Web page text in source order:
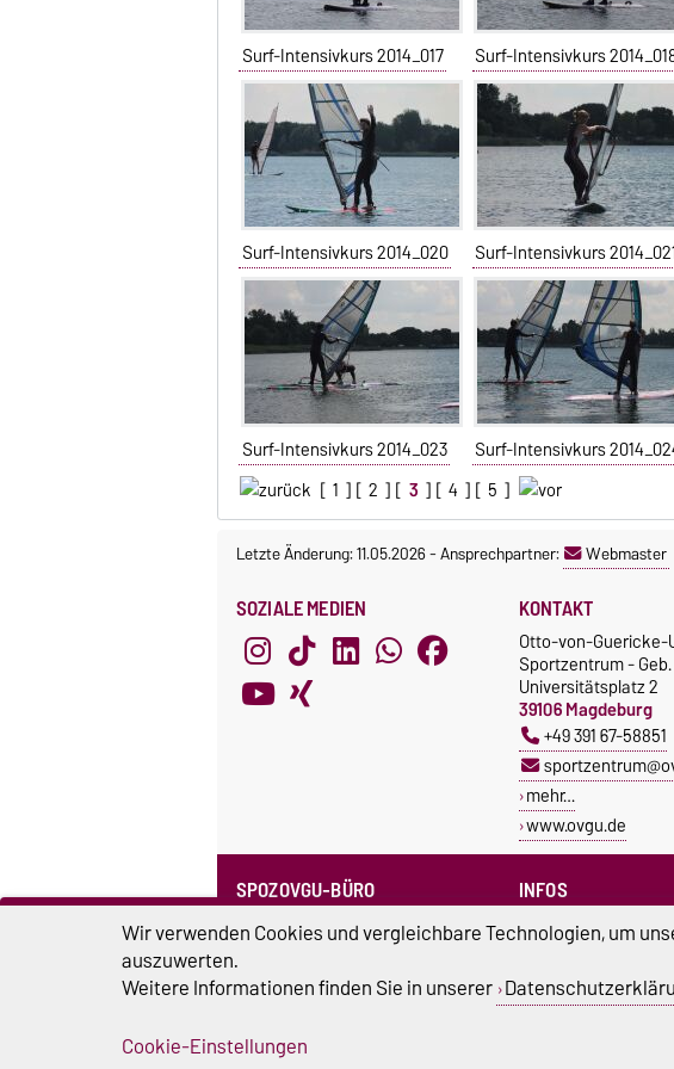
Surf-Intensivkurs 2014_017 Surf-Intensivkurs
Surf-Intensivkurs 2014_020 Surf-Intensivkurs
Surf-Intensivkurs 2014_023 Surf-Intensivkurs
[ 1 ] [ 2 ] [ 3 ] [ 4 ] [ 5 ]
Letzte Änderung: 11.05.2026-Ansprechpartner: Webmaster
SOZIALE MEDIEN KONTAKT
Otto-von-
Sportzentrum - Geb.
Universitätsplatz 2
39106 Magdeburg
+49 391 67-58851
mehr…
www.ovgu.de
SPOZOVGU-BÜRO
Sprechzeiten
INFOS
Campus Service
Studentenwerk
Studierendenrat
Sportreferent der
Wir verwenden Cookies und vergleichbare Technologien, um
auszuwerten.
Weitere Informationen finden Sie in unserer
Cookie-Einstellungen